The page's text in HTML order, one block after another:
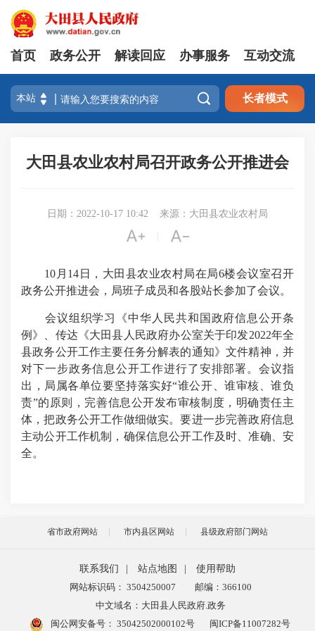
首页 政务公开 解读回应 办事服务 互动交流
 长者模式
大田县农业农村局召开政务公开推进会
日期：2022-10-17 10:42 来源：大田县农业农村局
 
10月14日，大田县农业农村局在局6楼会议室召开
政务公开推进会，局班子成员和各股站长参加了会议。
会议组织学习《中华人民共和国政府信息公开条
例》、传达《大田县人民政府办公室关于印发2022年全
县政务公开工作主要任务分解表的通知》文件精神，并
对下一步政务信息公开工作进行了安排部署。会议指
出，局属各单位要坚持落实好“谁公开、谁审核、谁负
责”的原则，完善信息公开发布审核制度，明确责任主
体，把政务公开工作做细做实。要进一步完善政府信息
主动公开工作机制，确保信息公开工作及时、准确、安
全。
省市政府网站 市内县区网站 县级政府部门网站
联系我们 站点地图
使用帮助
网站标识码： 3504250007
邮编：366100
中文域名：大田县人民政府.政务
闽公网安备号： 35042502000102号 闽ICP备11007282号